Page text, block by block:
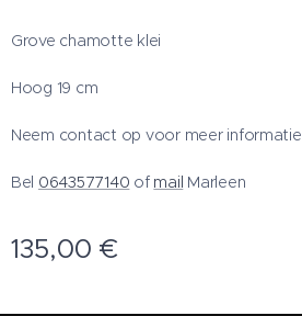
Grove chamotte klei
Hoog 19 cm
Neem contact op voor meer informatie
Bel 0643577140 of mail Marleen
135,00 €